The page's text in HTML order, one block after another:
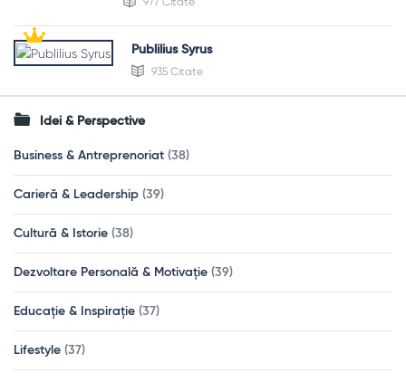
Publilius Syrus
935 Citate
Idei & Perspective
Business & Antreprenoriat (38)
Carieră & Leadership (39)
Cultură & Istorie (38)
Dezvoltare Personală & Motivație (39)
Educație & Inspirație (37)
Lifestyle (37)